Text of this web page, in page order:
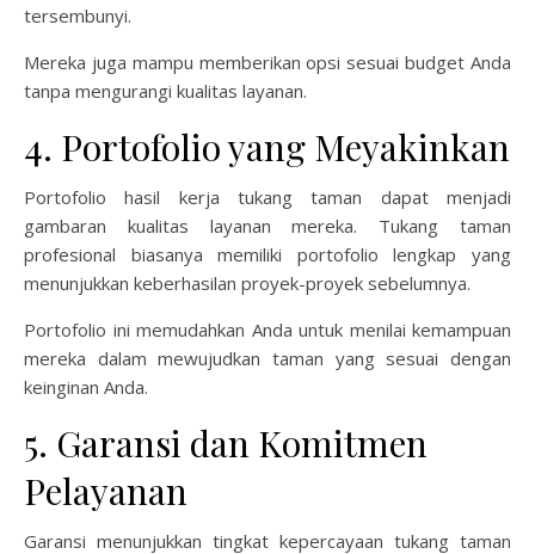
tersembunyi.
Mereka juga mampu memberikan opsi sesuai budget Anda
tanpa mengurangi kualitas layanan.
4. Portofolio yang Meyakinkan
Portofolio hasil kerja tukang taman dapat menjadi
gambaran kualitas layanan mereka. Tukang taman
profesional biasanya memiliki portofolio lengkap yang
menunjukkan keberhasilan proyek-proyek sebelumnya.
Portofolio ini memudahkan Anda untuk menilai kemampuan
mereka dalam mewujudkan taman yang sesuai dengan
keinginan Anda.
5. Garansi dan Komitmen
Pelayanan
Garansi menunjukkan tingkat kepercayaan tukang taman